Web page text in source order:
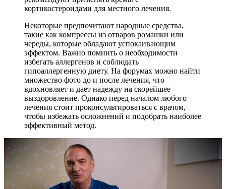
кортикостероидами для местного лечения.
Некоторые предпочитают народные средства,
такие как компрессы из отваров ромашки или
череды, которые обладают успокаивающим
эффектом. Важно помнить о необходимости
избегать аллергенов и соблюдать
гипоаллергенную диету. На форумах можно найти
множество фото до и после лечения, что
вдохновляет и дает надежду на скорейшее
выздоровление. Однако перед началом любого
лечения стоит проконсультироваться с врачом,
чтобы избежать осложнений и подобрать наиболее
эффективный метод.